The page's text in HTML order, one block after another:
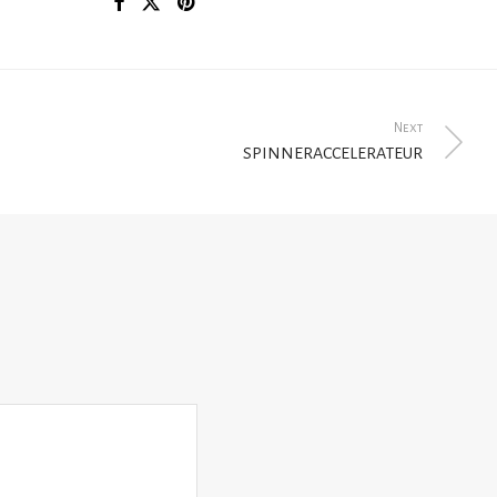
Next
SPINNERACCELERATEUR